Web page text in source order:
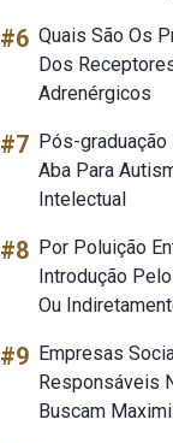
#6 Quais São Os
Dos
Adrenérgicos
#7 Pós-graduação
Aba Para
Intelectual
#8 Por Poluição
Introdução
Ou
#9 Empresas
Responsáveis
Buscam